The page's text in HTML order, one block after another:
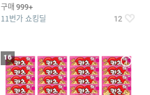
구매 999+
11번가 쇼킹딜 12
16